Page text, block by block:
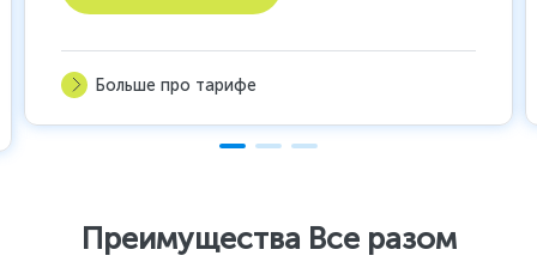
Больше про тарифе
Преимущества Все разом